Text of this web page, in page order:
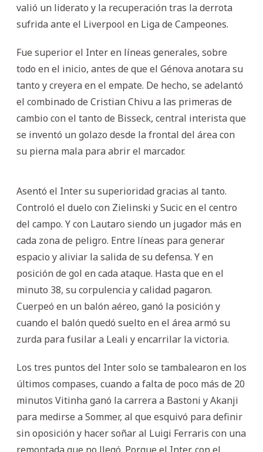
valió un liderato y la recuperación tras la derrota
sufrida ante el Liverpool en Liga de Campeones.
Fue superior el Inter en líneas generales, sobre
todo en el inicio, antes de que el Génova anotara su
tanto y creyera en el empate. De hecho, se adelantó
el combinado de Cristian Chivu a las primeras de
cambio con el tanto de Bisseck, central interista que
se inventó un golazo desde la frontal del área con
su pierna mala para abrir el marcador.
Asentó el Inter su superioridad gracias al tanto.
Controló el duelo con Zielinski y Sucic en el centro
del campo. Y con Lautaro siendo un jugador más en
cada zona de peligro. Entre líneas para generar
espacio y aliviar la salida de su defensa. Y en
posición de gol en cada ataque. Hasta que en el
minuto 38, su corpulencia y calidad pagaron.
Cuerpeó en un balón aéreo, ganó la posición y
cuando el balón quedó suelto en el área armó su
zurda para fusilar a Leali y encarrilar la victoria.
Los tres puntos del Inter solo se tambalearon en los
últimos compases, cuando a falta de poco más de 20
minutos Vitinha ganó la carrera a Bastoni y Akanji
para medirse a Sommer, al que esquivó para definir
sin oposición y hacer soñar al Luigi Ferraris con una